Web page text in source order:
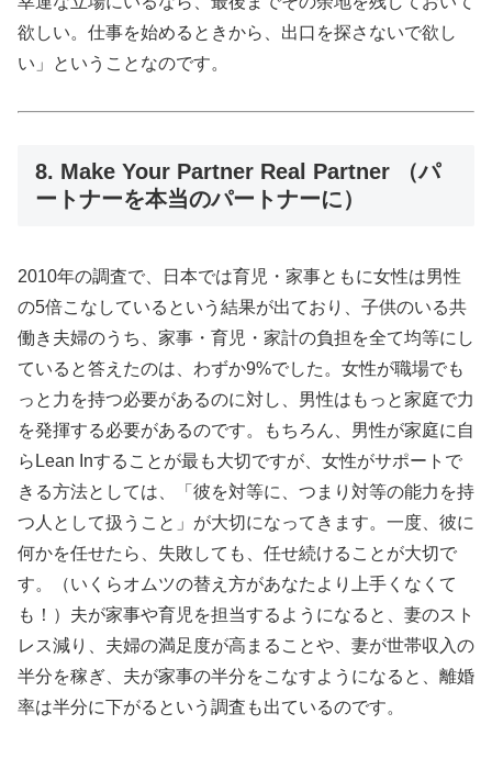
欲しい。仕事を始めるときから、出口を探さないで欲し
い」ということなのです。
8. Make Your Partner Real Partner （パ
ートナーを本当のパートナーに）
2010年の調査で、日本では育児・家事ともに女性は男性
の5倍こなしているという結果が出ており、子供のいる共
働き夫婦のうち、家事・育児・家計の負担を全て均等にし
ていると答えたのは、わずか9%でした。女性が職場でも
っと力を持つ必要があるのに対し、男性はもっと家庭で力
を発揮する必要があるのです。もちろん、男性が家庭に自
らLean Inすることが最も大切ですが、女性がサポートで
きる方法としては、「彼を対等に、つまり対等の能力を持
つ人として扱うこと」が大切になってきます。一度、彼に
何かを任せたら、失敗しても、任せ続けることが大切で
す。（いくらオムツの替え方があなたより上手くなくて
も！）夫が家事や育児を担当するようになると、妻のスト
レス減り、夫婦の満足度が高まることや、妻が世帯収入の
半分を稼ぎ、夫が家事の半分をこなすようになると、離婚
率は半分に下がるという調査も出ているのです。